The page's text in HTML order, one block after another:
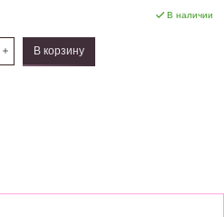
В наличии
В корзину